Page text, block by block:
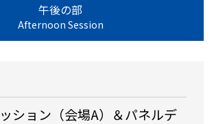
午後の部
Afternoon Session
ション（会場A）＆パネルデ